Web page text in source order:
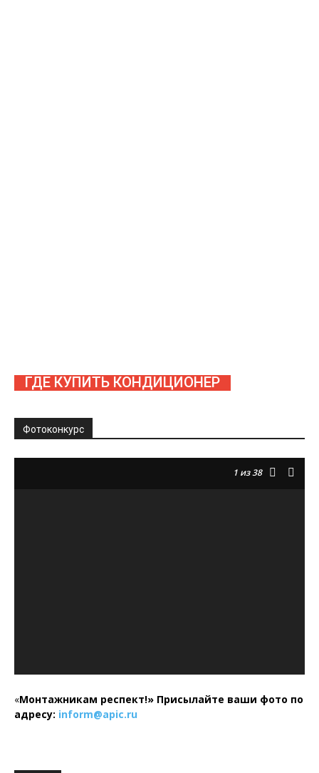
ГДЕ КУПИТЬ КОНДИЦИОНЕР
Фотоконкурс
1 из 38
«Монтажникам респект!» Присылайте ваши фото по
адресу: inform@apic.ru